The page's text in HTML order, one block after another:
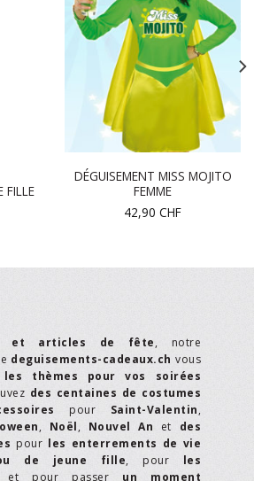
FILLE
DÉGUISEMENT MISS MOJITO
FEMME
42,90 CHF
et articles de fête, notre
deguisements-cadeaux.ch vous
thèmes pour vos soirées
des centaines de costumes
pour Saint-Valentin,
, Noël, Nouvel An et des
pour les enterrements de vie
de jeune fille, pour les
et pour passer un moment